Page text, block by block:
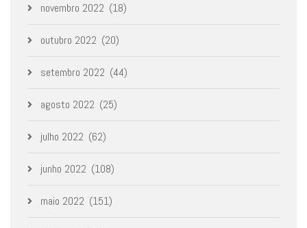
novembro 2022 (18)
outubro 2022 (20)
setembro 2022 (44)
agosto 2022 (25)
julho 2022 (62)
junho 2022 (108)
maio 2022 (151)